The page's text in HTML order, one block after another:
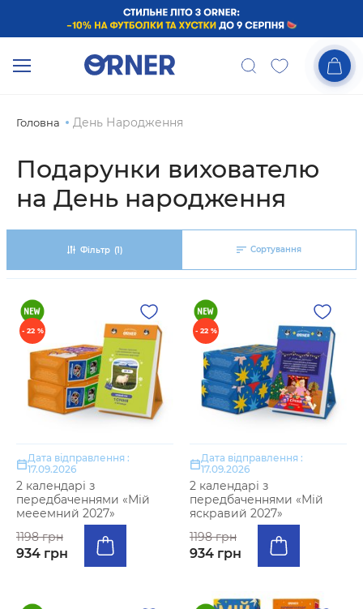
Головна День Народження
Подарунки вихователю
на День народження
Фільтр (1) Сортування
- 22 %
Дата відправлення :
17.09.2026
2 календарі з
передбаченнями «Мій
мееемний 2027»
1198 грн
934 грн
- 22 %
Дата відправлення :
17.09.2026
2 календарі з
передбаченнями «Мій
яскравий 2027»
1198 грн
934 грн